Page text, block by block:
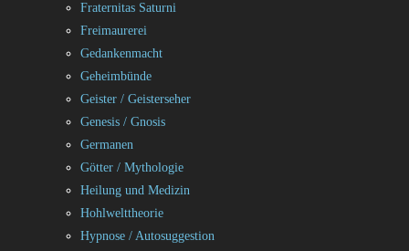
Fraternitas Saturni
Freimaurerei
Gedankenmacht
Geheimbünde
Geister / Geisterseher
Genesis / Gnosis
Germanen
Götter / Mythologie
Heilung und Medizin
Hohlwelttheorie
Hypnose / Autosuggestion